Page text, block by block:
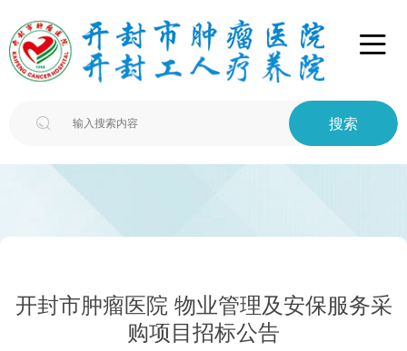

 搜索
开封市肿瘤医院 物业管理及安保服务采
购项目招标公告